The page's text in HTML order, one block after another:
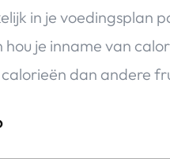
in je voedingsplan
je inname van
dan andere